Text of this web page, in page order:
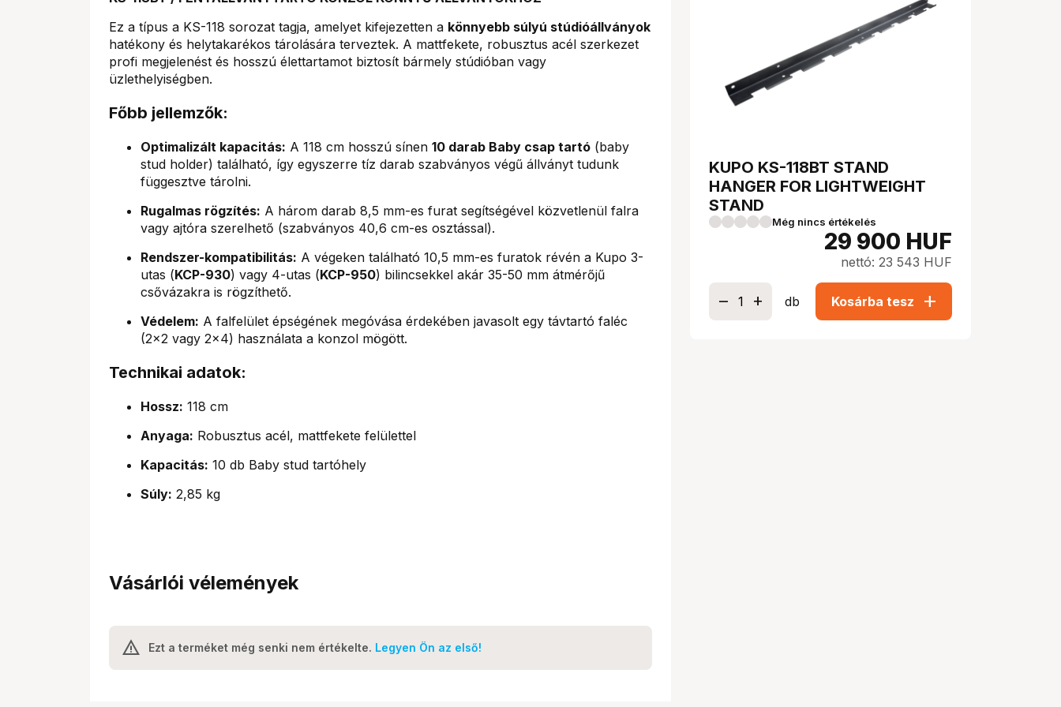
Ez a típus a KS-118 sorozat tagja, amelyet kifejezetten a könnyebb súlyú stúdióállványok
hatékony és helytakarékos tárolására terveztek. A mattfekete, robusztus acél szerkezet
profi megjelenést és hosszú élettartamot biztosít bármely stúdióban vagy
üzlethelyiségben.
Főbb jellemzők:
Optimalizált kapacitás: A 118 cm hosszú sínen 10 darab Baby csap tartó (baby
stud holder) található, így egyszerre tíz darab szabványos végű állványt tudunk
függesztve tárolni.
Rugalmas rögzítés: A három darab 8,5 mm-es furat segítségével közvetlenül falra
vagy ajtóra szerelhető (szabványos 40,6 cm-es osztással).
Rendszer-kompatibilitás: A végeken található 10,5 mm-es furatok révén a Kupo 3-
utas (KCP-930) vagy 4-utas (KCP-950) bilincsekkel akár 35-50 mm átmérőjű
csővázakra is rögzíthető.
Védelem: A falfelület épségének megóvása érdekében javasolt egy távtartó faléc
(2x2 vagy 2x4) használata a konzol mögött.
Technikai adatok:
Hossz: 118 cm
Anyaga: Robusztus acél, mattfekete felülettel
Kapacitás: 10 db Baby stud tartóhely
Súly: 2,85 kg
Vásárlói vélemények
Ezt a terméket még senki nem értékelte. Legyen Ön az első!
KUPO KS-118BT STAND
HANGER FOR LIGHTWEIGHT
STAND
Még nincs értékelés
29 900 HUF
nettó: 23 543 HUF
db Kosárba tesz add